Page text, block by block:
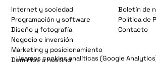
Internet y sociedad
Programación y software
Diseño y fotografía
Negocio e inversión
Marketing y posicionamiento
Dominios y hosting
Boletín de
Política de
Contacto
Usamos cookies analíticas (Google